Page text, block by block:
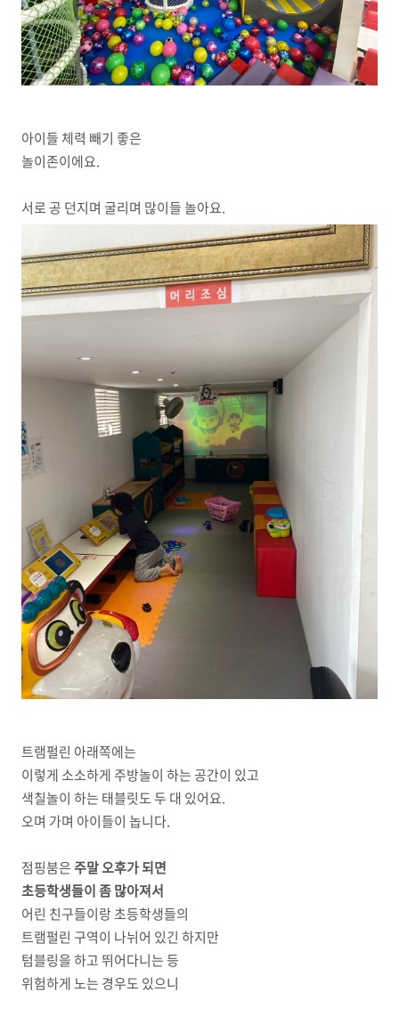
아이들 체력 빼기 좋은
놀이존이에요.
서로 공 던지며 굴리며 많이들 놀아요.
트램펄린 아래쪽에는
이렇게 소소하게 주방놀이 하는 공간이 있고
색칠놀이 하는 태블릿도 두 대 있어요.
오며 가며 아이들이 놉니다.
점핑붐은주말 오후가 되면
초등학생들이 좀 많아져서
어린 친구들이랑 초등학생들의
트램펄린 구역이 나뉘어 있긴 하지만
텀블링을 하고 뛰어다니는 등
위험하게 노는 경우도 있으니